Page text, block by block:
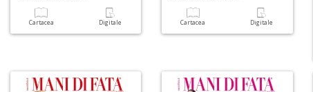
Cartacea Digitale Cartacea Digitale